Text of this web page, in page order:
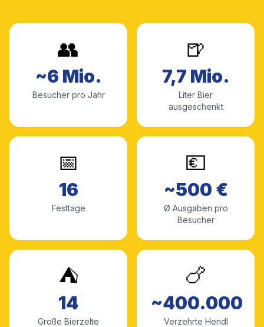
👥
~6 Mio.
Besucher pro Jahr
🍺
7,7 Mio.
Liter Bier
ausgeschenkt
📅
16
Festtage
💶
~500 €
Ø Ausgaben pro
Besucher
⛺
14
Große Bierzelte
🍗
~400.000
Verzehrte Hendl